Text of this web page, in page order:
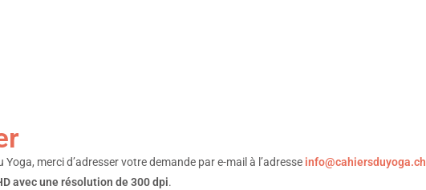
merci d’adresser votre demande par e-mail à l’adresse info@cahiersduyoga.ch
avec une résolution de 300 dpi.